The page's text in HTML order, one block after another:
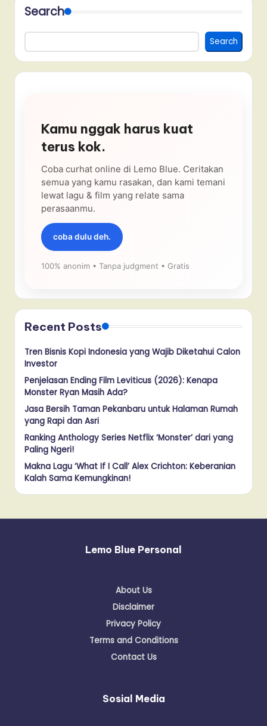
Search
Search
Kamu nggak harus kuat
terus kok.
Coba curhat online di Lemo Blue. Ceritakan
semua yang kamu rasakan, dan kami temani
lewat lagu & film yang relate sama
perasaanmu.
coba dulu deh.
100% anonim • Tanpa judgment • Gratis
Recent Posts
Tren Bisnis Kopi Indonesia yang Wajib Diketahui Calon
Investor
Penjelasan Ending Film Leviticus (2026): Kenapa
Monster Ryan Masih Ada?
Jasa Bersih Taman Pekanbaru untuk Halaman Rumah
yang Rapi dan Asri
Ranking Anthology Series Netflix ‘Monster’ dari yang
Paling Ngeri!
Makna Lagu ‘What If I Call’ Alex Crichton: Keberanian
Kalah Sama Kemungkinan!
Lemo Blue Personal
About Us
Disclaimer
Privacy Policy
Terms and Conditions
Contact Us
Sosial Media